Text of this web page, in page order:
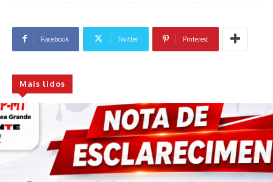
Facebook Twitter Pinterest
Mais lidos